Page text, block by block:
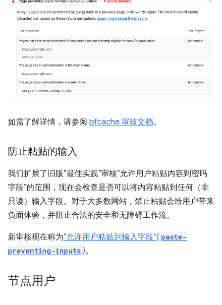
如需了解详情，请参阅 bfcache 审核文档。
防止粘贴的输入
我们扩展了旧版“最佳实践”审核“允许用户粘贴内容到密码
字段”的范围，现在会检查是否可以将内容粘贴到任何（非
只读）输入字段。对于大多数网站，禁止粘贴会给用户带来
负面体验，并阻止合法的安全和无障碍工作流。
新审核现在称为“允许用户粘贴到输入字段”( paste-
preventing-inputs )。
节点用户